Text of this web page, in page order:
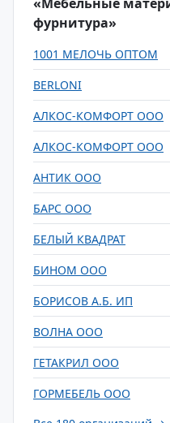
фурнитура»
1001 МЕЛОЧЬ ОПТОМ
BERLONI
АЛКОС-КОМФОРТ ООО
АЛКОС-КОМФОРТ ООО
АНТИК ООО
БАРС ООО
БЕЛЫЙ КВАДРАТ
БИНОМ ООО
БОРИСОВ А.Б. ИП
ВОЛНА ООО
ГЕТАКРИЛ ООО
ГОРМЕБЕЛЬ ООО